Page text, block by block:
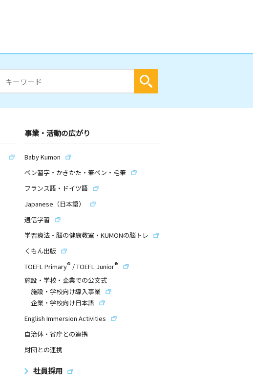
事業・活動の広がり
Baby Kumon
ペン習字・かきかた・筆ペン・毛筆
フランス語・ドイツ語
Japanese（日本語）
通信学習
学習療法・脳の健康教室・KUMONの脳トレ
くもん出版
TOEFL Primary® /TOEFL Junior®
施設・学校・企業での公文式
施設・学校向け導入事業
企業・学校向け日本語
English Immersion Activities
自治体・省庁との連携
財団との連携
社員採用